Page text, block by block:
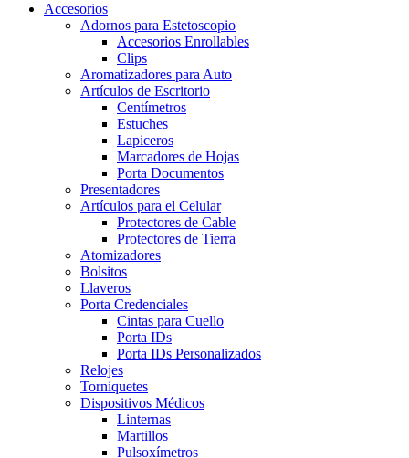
Accesorios
Adornos para Estetoscopio
Accesorios Enrollables
Clips
Aromatizadores para Auto
Artículos de Escritorio
Centímetros
Estuches
Lapiceros
Marcadores de Hojas
Porta Documentos
Presentadores
Artículos para el Celular
Protectores de Cable
Protectores de Tierra
Atomizadores
Bolsitos
Llaveros
Porta Credenciales
Cintas para Cuello
Porta IDs
Porta IDs Personalizados
Relojes
Torniquetes
Dispositivos Médicos
Linternas
Martillos
Pulsoxímetros